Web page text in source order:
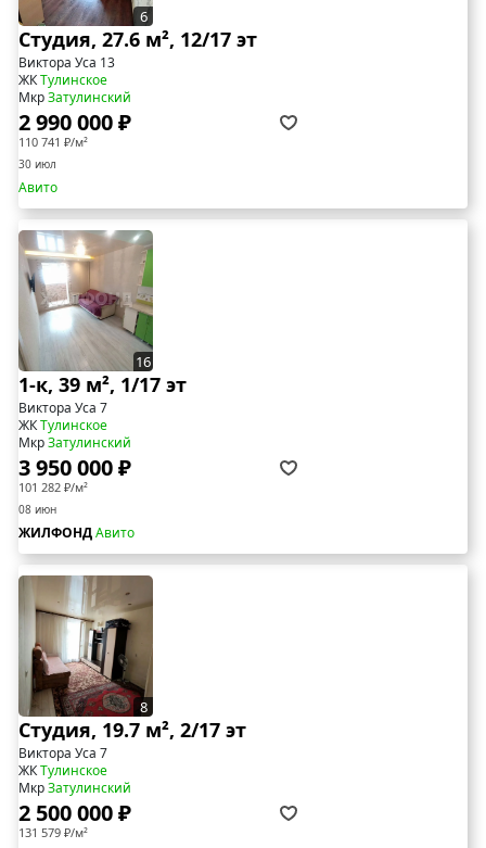
6
Студия, 27.6 м², 12/17 эт
Виктора Уса 13
ЖКТулинское
МкрЗатулинский
2 990 000 ₽
110 741 ₽/м²
30 июл
Авито
16
1-к, 39 м², 1/17 эт
Виктора Уса 7
ЖКТулинское
МкрЗатулинский
3 950 000 ₽
101 282 ₽/м²
08 июн
ЖИЛФОНДАвито
8
Студия, 19.7 м², 2/17 эт
Виктора Уса 7
ЖКТулинское
МкрЗатулинский
2 500 000 ₽
131 579 ₽/м²